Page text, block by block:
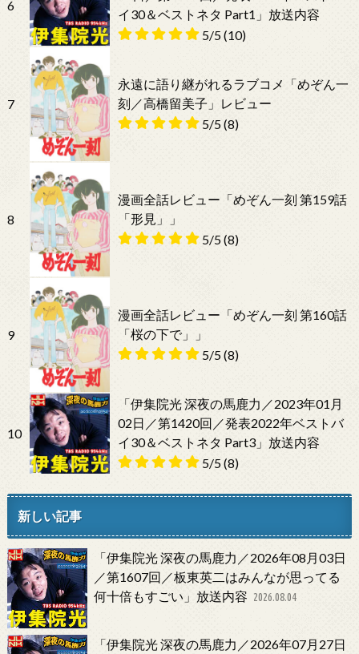
6
イ30＆ベストネタ Part1」放送内容
5/5(10)
7
永遠に語り継がれるラブコメ「めぞん一
刻／高橋留美子」レビュー
5/5(8)
8
漫画全話レビュー「めぞん一刻 第159話
「形見」」
5/5(8)
9
漫画全話レビュー「めぞん一刻 第160話
「桜の下で」」
5/5(8)
10
「伊集院光 深夜の馬鹿力／2023年01月
02日／第1420回／発表2022年ベストバ
イ30＆ベストネタ Part3」放送内容
5/5(8)
新しい記事
「伊集院光 深夜の馬鹿力／2026年08月03日
／第1607回／板東英二はみんなが思ってる
何十倍もすごい」放送内容 2026.08.04
「伊集院光 深夜の馬鹿力／2026年07月27日